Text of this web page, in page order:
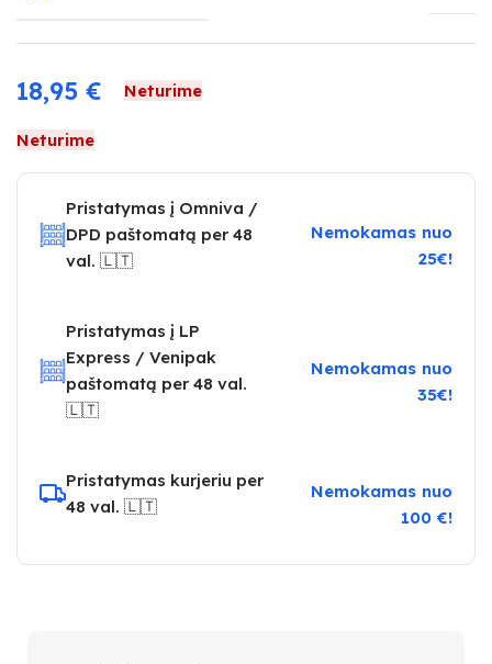
18,95 € Neturime
Neturime
Pristatymas į Omniva /
DPD paštomatą per 48
val. 🇱🇹
Nemokamas nuo
25€!
Pristatymas į LP
Express / Venipak
paštomatą per 48 val.
🇱🇹
Nemokamas nuo
35€!
Pristatymas kurjeriu per
48 val. 🇱🇹
Nemokamas nuo
100 €!